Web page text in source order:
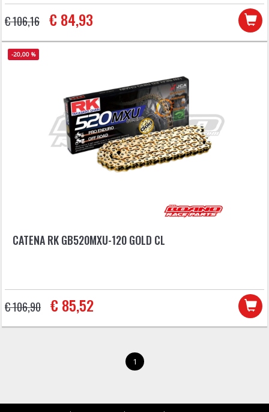
€ 106,16 € 84,93
-20,00 %
CATENA RK GB520MXU-120 GOLD CL
€ 106,90 € 85,52
1